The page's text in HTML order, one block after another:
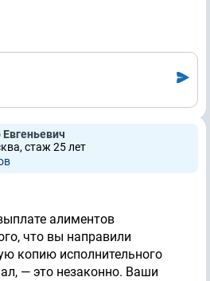
стаж 25 лет
алиментов
что вы направили
копию исполнительного
— это незаконно. Ваши